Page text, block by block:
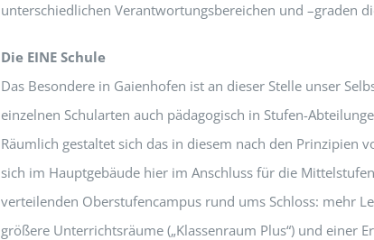
unterschiedlichen Verantwortungsbereichen und –graden
Die EINE Schule
Das Besondere in Gaienhofen ist an dieser Stelle unser
einzelnen Schularten auch pädagogisch in Stufen-
Räumlich gestaltet sich das in diesem nach den Prinzipien
sich im Hauptgebäude hier im Anschluss für die
verteilenden Oberstufencampus rund ums Schloss: mehr
größere Unterrichtsräume („Klassenraum Plus“) und einer